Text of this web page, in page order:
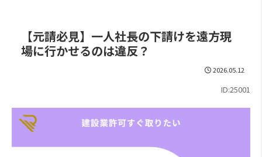
【元請必見】一人社長の下請けを遠方現
場に行かせるのは違反？
2026.05.12
ID:25001